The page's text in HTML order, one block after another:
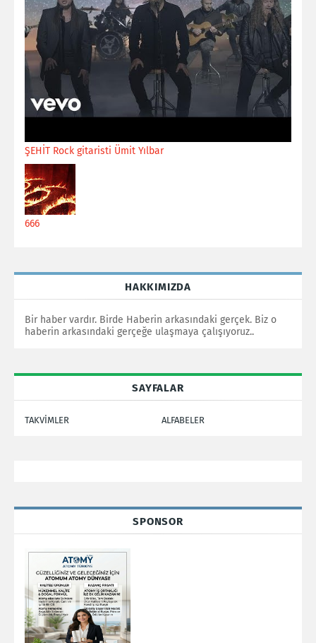
ŞEHİT Rock gitaristi Ümit Yılbar
666
HAKKIMIZDA
Bir haber vardır. Birde Haberin arkasındaki gerçek. Biz o
haberin arkasındaki gerçeğe ulaşmaya çalışıyoruz..
SAYFALAR
TAKVİMLER ALFABELER
SPONSOR